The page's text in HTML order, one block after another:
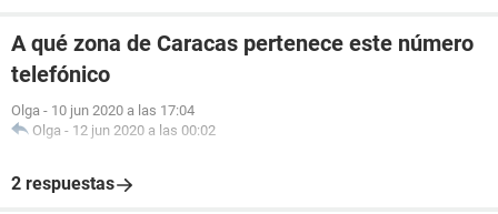
A qué zona de Caracas pertenece este número
telefónico
Olga - 10 jun 2020 a las 17:04
Olga - 12 jun 2020 a las 00:02
2 respuestas